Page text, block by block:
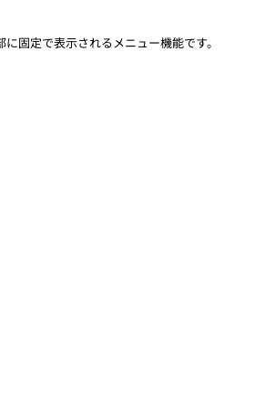
固定で表示されるメニュー機能です。